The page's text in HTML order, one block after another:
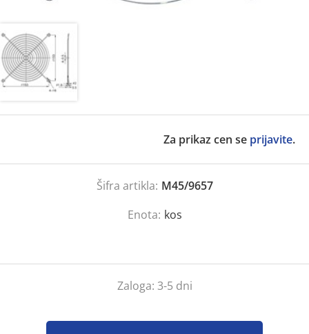
Za prikaz cen se prijavite.
Šifra artikla: M45/9657
Enota: kos
Zaloga: 3-5 dni